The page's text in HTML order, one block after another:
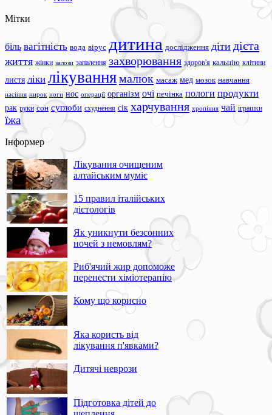
Мітки
біль вагітність вода вірус дитина дослідження діти дієта
життя жінки залози запалення захворювання здоров'я кальцію клітини
листя ліки лікуваннямалюк масаж мед мозок навчання
насіння нирок ноги нос операції організм очі печінка пологи продукти
рак руки сон суглоби схуднення сік харчування хропіння чай іграшки
їжа
Інформер
Лікування очищеним
алтайським муміє
15 правил італійських
дієтологів
Як уникнути безсонних
ночей з немовлям?
Риб'ячий жир допоможе
перенести хіміотерапію
Кому що корисно
Яка користь від
лікування п'явками?
Дитячі неврози
Підготовка дітей до